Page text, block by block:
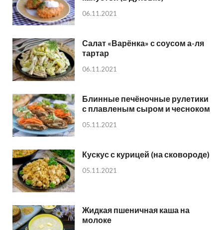
06.11.2021
Салат «Варёнка» с соусом а-ля
тартар
06.11.2021
Блинные печёночные рулетики
с плавленым сыром и чесноком
05.11.2021
Кускус с курицей (на сковороде)
05.11.2021
Жидкая пшеничная каша на
молоке